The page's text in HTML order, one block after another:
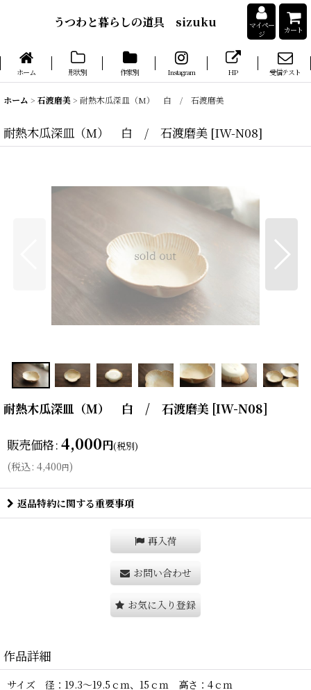
うつわと暮らしの道具 sizuku
マイペー
ジ
カート
ホーム 形状別 作家別 Instagram HP 受信テスト
ホーム > 石渡磨美> 耐熱木瓜深皿（M） 白 / 石渡磨美
耐熱木瓜深皿（M） 白 / 石渡磨美 [IW-N08]
耐熱木瓜深皿（M） 白 / 石渡磨美 [IW-N08]
販売価格: 4,000円(税別)
(税込: 4,400円)
返品特約に関する重要事項
再入荷
お問い合わせ
お気に入り登録
作品詳細
サイズ 径：19.3〜19.5ｃｍ、15ｃｍ 高さ：4ｃｍ